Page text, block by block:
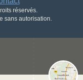
réservés.
sans autorisation.